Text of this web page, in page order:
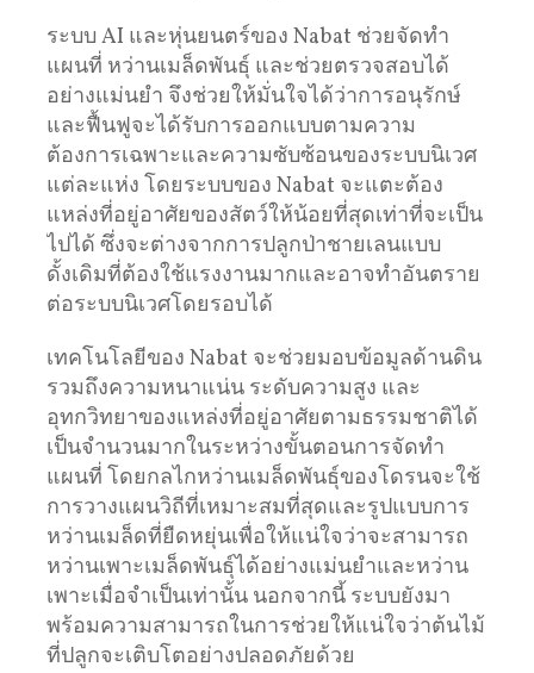
ระบบ AI และหุ่นยนตร์ของ Nabat ช่วยจัดทำ
แผนที่ หว่านเมล็ดพันธุ์ และช่วยตรวจสอบได้
อย่างแม่นยำ จึงช่วยให้มั่นใจได้ว่าการอนุรักษ์
และฟื้นฟูจะได้รับการออกแบบตามความ
ต้องการเฉพาะและความซับซ้อนของระบบนิเวศ
แต่ละแห่ง โดยระบบของ Nabat จะแตะต้อง
แหล่งที่อยู่อาศัยของสัตว์ให้น้อยที่สุดเท่าที่จะเป็น
ไปได้ ซึ่งจะต่างจากการปลูกป่าชายเลนแบบ
ดั้งเดิมที่ต้องใช้แรงงานมากและอาจทำอันตราย
ต่อระบบนิเวศโดยรอบได้
เทคโนโลยีของ Nabat จะช่วยมอบข้อมูลด้านดิน
รวมถึงความหนาแน่น ระดับความสูง และ
อุทกวิทยาของแหล่งที่อยู่อาศัยตามธรรมชาติได้
เป็นจำนวนมากในระหว่างขั้นตอนการจัดทำ
แผนที่ โดยกลไกหว่านเมล็ดพันธุ์ของโดรนจะใช้
การวางแผนวิถีที่เหมาะสมที่สุดและรูปแบบการ
หว่านเมล็ดที่ยืดหยุ่นเพื่อให้แน่ใจว่าจะสามารถ
หว่านเพาะเมล็ดพันธุ์ได้อย่างแม่นยำและหว่าน
เพาะเมื่อจำเป็นเท่านั้น นอกจากนี้ ระบบยังมา
พร้อมความสามารถในการช่วยให้แน่ใจว่าต้นไม้
ที่ปลูกจะเติบโตอย่างปลอดภัยด้วย